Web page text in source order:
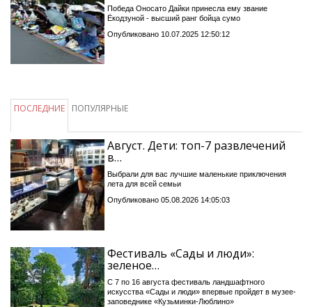
Победа Оносато Дайки принесла ему звание
Ёкодзуной - высший ранг бойца сумо
Опубликовано 10.07.2025 12:50:12
ПОСЛЕДНИЕ ПОПУЛЯРНЫЕ
Август. Дети: топ-7 развлечений
в…
Выбрали для вас лучшие маленькие приключения
лета для всей семьи
Опубликовано 05.08.2026 14:05:03
Фестиваль «Сады и люди»:
зеленое…
С 7 по 16 августа фестиваль ландшафтного
искусства «Сады и люди» впервые пройдет в музее-
заповеднике «Кузьминки-Люблино»